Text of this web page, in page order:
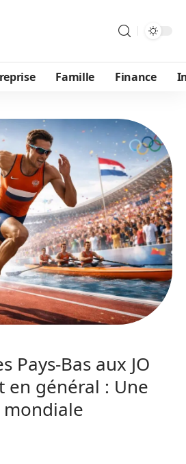
Famille Finance
Pays-Bas aux JO
en général : Une